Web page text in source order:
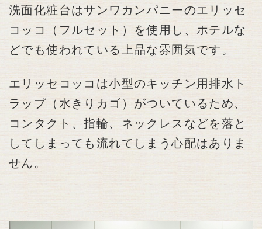
洗面化粧台はサンワカンパニーのエリッセ
コッコ（フルセット）を使用し、ホテルな
どでも使われている上品な雰囲気です。
エリッセコッコは小型のキッチン用排水ト
ラップ（水きりカゴ）がついているため、
コンタクト、指輪、ネックレスなどを落と
してしまっても流れてしまう心配はありま
せん。